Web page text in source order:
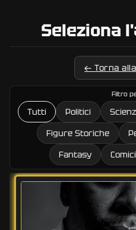
Seleziona
← Torna
Filtro
Tutti Politici
Figure Storiche
Fantasy
Comici